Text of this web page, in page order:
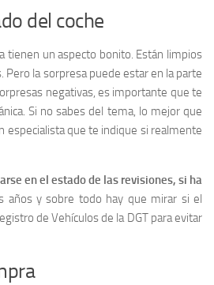
del coche
tienen un aspecto bonito. Están limpios
Pero la sorpresa puede estar en la parte
negativas, es importante que te
Si no sabes del tema, lo mejor que
especialista que te indique si realmente
en el estado de las revisiones, si ha
y sobre todo hay que mirar si el
de Vehículos de la DGT para evitar